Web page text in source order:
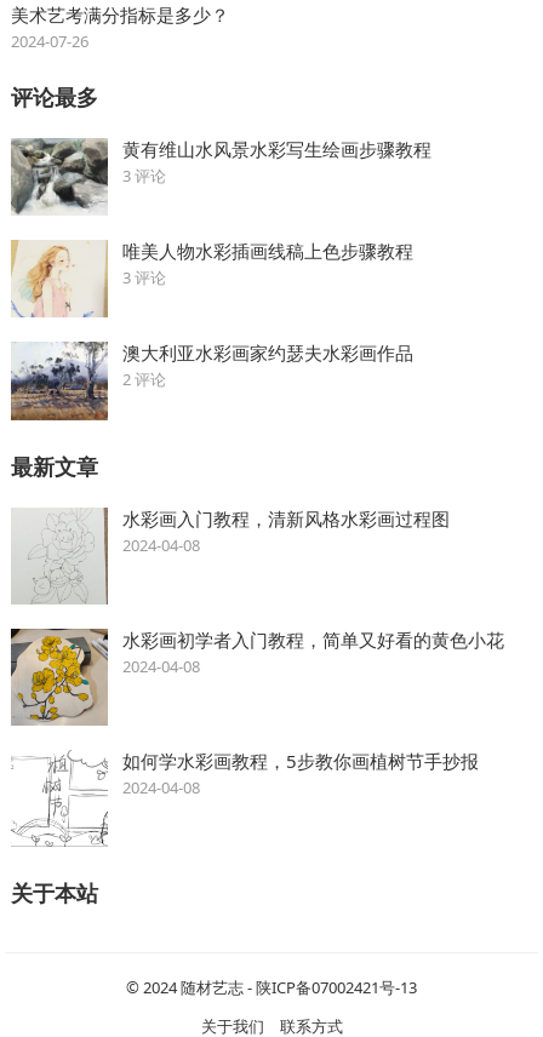
美术艺考满分指标是多少？
2024-07-26
评论最多
黄有维山水风景水彩写生绘画步骤教程
3 评论
唯美人物水彩插画线稿上色步骤教程
3 评论
澳大利亚水彩画家约瑟夫水彩画作品
2 评论
最新文章
水彩画入门教程，清新风格水彩画过程图
2024-04-08
水彩画初学者入门教程，简单又好看的黄色小花
2024-04-08
如何学水彩画教程，5步教你画植树节手抄报
2024-04-08
关于本站
© 2024随材艺志-陕ICP备07002421号-13
关于我们
联系方式